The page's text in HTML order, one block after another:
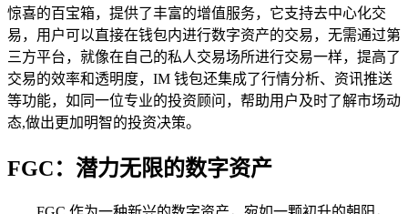
惊喜的百宝箱，提供了丰富的增值服务，它支持去中心化交
易，用户可以直接在钱包内进行数字资产的交易，无需通过第
三方平台，就像在自己的私人交易场所进行交易一样，提高了
交易的效率和透明度，IM 钱包还集成了行情分析、资讯推送
等功能，如同一位专业的投资顾问，帮助用户及时了解市场动
态,做出更加明智的投资决策。
FGC：潜力无限的数字资产